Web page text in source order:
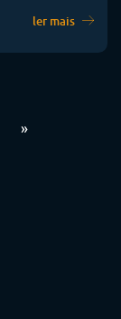
ler mais
»